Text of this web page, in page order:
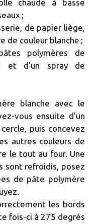
chaude à basse
;
de papier liège,
de couleur blanche ;
polymères de
et d’un spray de
blanche avec le
vous ensuite d’un
puis concevez
autres couleurs de
le tout au four. Une
sont refroidis, posez
de pâte polymère
les bords
fois-ci à 275 degrés